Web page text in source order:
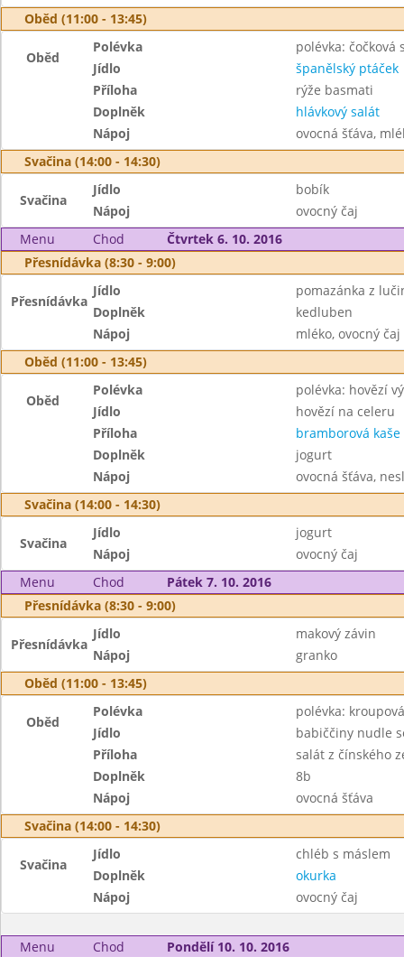
Oběd (11:00 - 13:45)
Oběd
Polévka
polévka: čočková
Jídlo
španělský ptáček
Příloha
rýže basmati
Doplněk
hlávkový salát
Nápoj
ovocná šťáva,
Svačina (14:00 - 14:30)
Svačina
Jídlo
bobík
Nápoj
ovocný čaj
Menu
Chod
Čtvrtek 6. 10. 2016
Přesnídávka (8:30 - 9:00)
Přesnídávka
Jídlo
pomazánka z
Doplněk
kedluben
Nápoj
mléko, ovocný čaj
Oběd (11:00 - 13:45)
Oběd
Polévka
polévka: hovězí
Jídlo
hovězí na celeru
Příloha
bramborová kaše
Doplněk
jogurt
Nápoj
ovocná šťáva,
Svačina (14:00 - 14:30)
Svačina
Jídlo
jogurt
Nápoj
ovocný čaj
Menu
Chod
Pátek 7. 10. 2016
Přesnídávka (8:30 - 9:00)
Přesnídávka
Jídlo
makový závin
Nápoj
granko
Oběd (11:00 - 13:45)
Oběd
Polévka
polévka:
Jídlo
babiččiny nudle
Příloha
salát z čínského
Doplněk
8b
Nápoj
ovocná šťáva
Svačina (14:00 - 14:30)
Svačina
Jídlo
chléb s máslem
Doplněk
okurka
Nápoj
ovocný čaj
Menu Chod
Pondělí 10. 10. 2016